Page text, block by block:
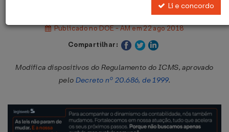
Decreto Nº 39449 DE 22/08/2018
Publicado no DOE - AM em 22 ago 2018
Compartilhar:
Modifica dispositivos do Regulamento do ICMS, aprovado
pelo Decreto nº 20.686, de 1999.
Li e concordo